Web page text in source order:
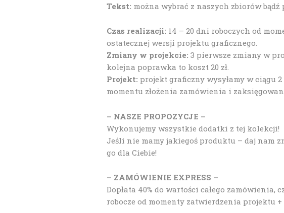
Tekst: można wybrać z naszych zbiorów bądź
Czas realizacji: 14 – 20 dni roboczych od
ostatecznej wersji projektu graficznego.
Zmiany w projekcie: 3 pierwsze zmiany w
kolejna poprawka to koszt 20 zł.
Projekt: projekt graficzny wysyłamy w ciągu
momentu złożenia zamówienia i
– NASZE PROPOZYCJE –
Wykonujemy wszystkie dodatki z tej kolekcji!
Jeśli nie mamy jakiegoś produktu – daj nam
go dla Ciebie!
– ZAMÓWIENIE EXPRESS –
Dopłata 40% do wartości całego
robocze od momenty zatwierdzenia projektu +